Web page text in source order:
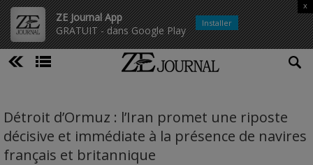
ZE Journal App
GRATUIT - dans Google Play
x
Installer
Détroit d’Ormuz : l’Iran promet une riposte
décisive et immédiate à la présence de navires
français et britannique